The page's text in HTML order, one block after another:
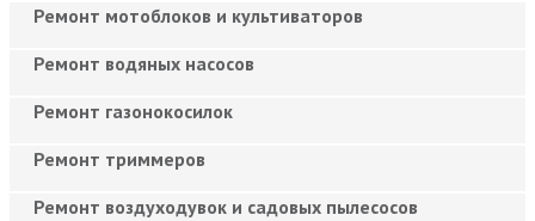
Ремонт мотоблоков и культиваторов
Ремонт водяных насосов
Ремонт газонокосилок
Ремонт триммеров
Ремонт воздуходувок и садовых пылесосов